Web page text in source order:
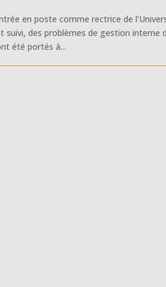
en poste comme rectrice de
suivi, des problèmes de gestion
été portés à...